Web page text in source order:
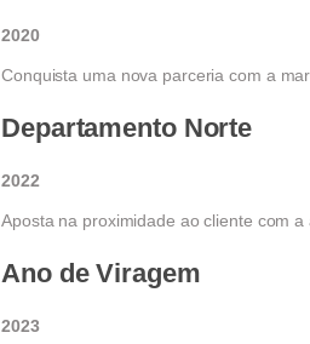
2020
Conquista uma nova parceria com a
Departamento Norte
2022
Aposta na proximidade ao cliente com
Ano de Viragem
2023